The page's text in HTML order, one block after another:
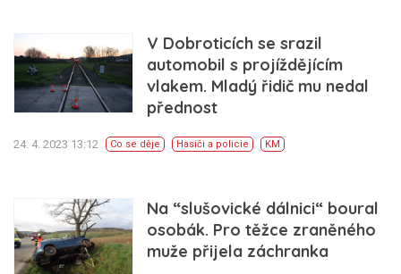
V Dobroticích se srazil
automobil s projíždějícím
vlakem. Mladý řidič mu nedal
přednost
24. 4. 2023 13:12 Co se děje Hasiči a policie KM
Na “slušovické dálnici“ boural
osobák. Pro těžce zraněného
muže přijela záchranka